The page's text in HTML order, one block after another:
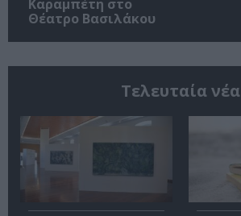
Καραμπέτη στο
Θέατρο Βασιλάκου
Τελευταία νέα